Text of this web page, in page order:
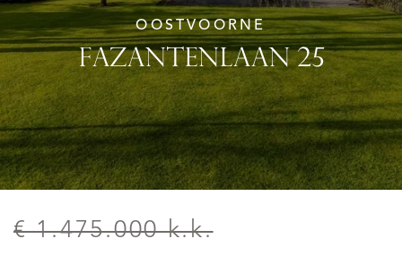
OOSTVOORNE
FAZANTENLAAN 25
€ 1.475.000 k.k.